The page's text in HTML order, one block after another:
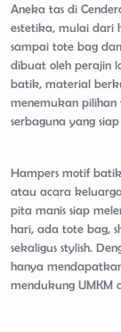
Aneka tas di
estetika, mulai dari
sampai tote bag
dibuat oleh perajin
batik, material
menemukan pilihan
serbaguna yang
Hampers motif
atau acara
pita manis siap
hari, ada tote bag,
sekaligus stylish.
hanya
mendukung UMKM